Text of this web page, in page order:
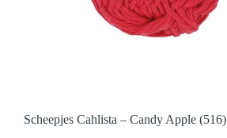
Scheepjes Cahlista – Candy Apple (516)